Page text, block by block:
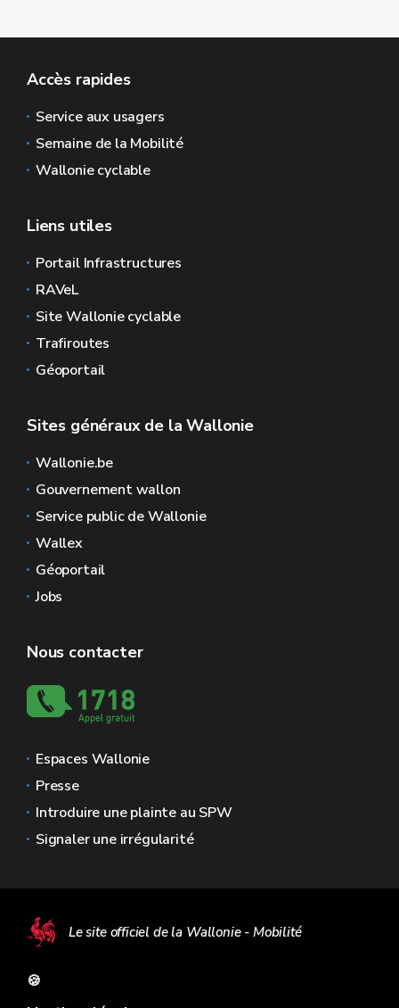
Accès rapides
Service aux usagers
Semaine de la Mobilité
Wallonie cyclable
Liens utiles
Portail Infrastructures
RAVeL
Site Wallonie cyclable
Trafiroutes
Géoportail
Sites généraux de la Wallonie
Wallonie.be
Gouvernement wallon
Service public de Wallonie
Wallex
Géoportail
Jobs
Nous contacter
Espaces Wallonie
Presse
Introduire une plainte au SPW
Signaler une irrégularité
Le site officiel de la Wallonie - Mobilité
🍪